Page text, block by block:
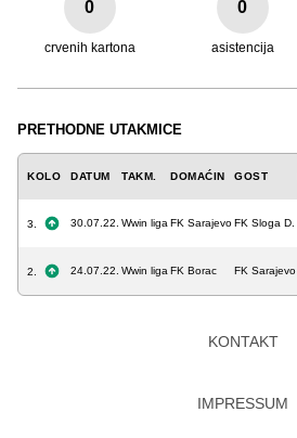
0
crvenih kartona
0
asistencija
PRETHODNE UTAKMICE
KOLO DATUM TAKM. DOMAĆIN GOST
3. 30.07.22. Wwin liga FK SarajevoFK Sloga D.
2. 24.07.22. Wwin liga FK Borac FK Sarajevo
KONTAKT
IMPRESSUM